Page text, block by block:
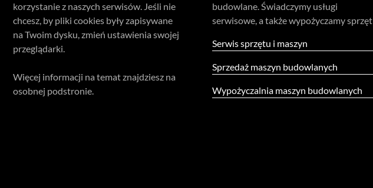
korzystanie z naszych serwisów. Jeśli nie
chcesz, by pliki cookies były zapisywane
na Twoim dysku, zmień ustawienia swojej
przeglądarki.
Więcej informacji na temat znajdziesz na
osobnej podstronie.
budowlane. Świadczymy usługi
serwisowe, a także wypożyczamy sprzęt
Serwis sprzętu i maszyn
Sprzedaż maszyn budowlanych
Wypożyczalnia maszyn budowlanych